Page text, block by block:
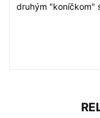
druhým "koníčkom"